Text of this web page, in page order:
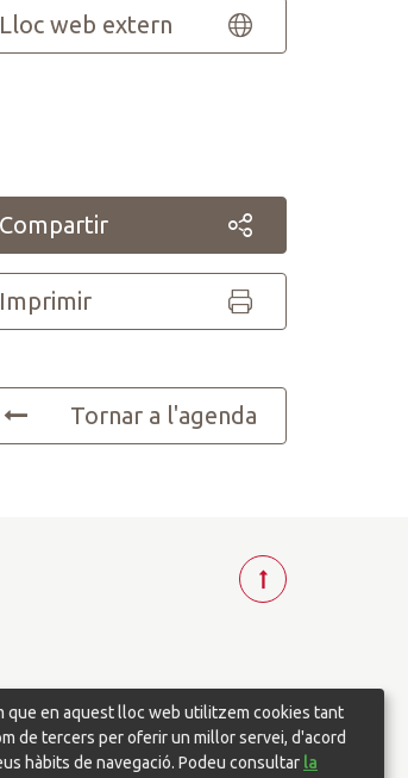
Lloc web extern
Compartir
Imprimir
Tornar a l'agenda
T
a
r
a
que en aquest lloc web utilitzem cookies tant
de tercers per oferir un millor servei, d'acord
hàbits de navegació. Podeu consultar la